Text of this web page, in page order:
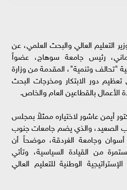
التعليم العالي والبحث العلمي، عن
رئيس جامعة سوهاج، عضواً
"تحالف وتنمية"، المقدمة من وزارة
تعظيم دور الابتكار ومخرجات البحث
الأعمال بالقطاعين العام والخاص.
أيمن عاشور لاختياره ممثلاً بمجلس
الصعيد، والذي يضم جامعات جنوب
وجامعة الغردقة، موضحاً أن
من القيادة السياسية، وتأتي
الوطنية للتعليم العالي